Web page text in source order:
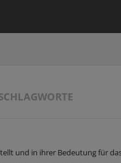
und in ihrer Bedeutung für